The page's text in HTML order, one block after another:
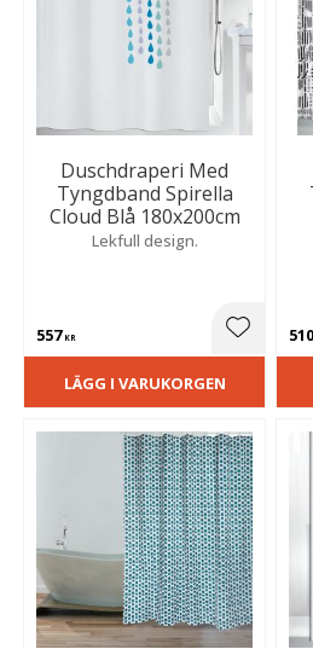
Duschdraperi Med
Tyngdband Spirella
Cloud Blå 180x200cm
Lekfull design.
557KR Lägg till
LÄGG I VARUKORGEN
510